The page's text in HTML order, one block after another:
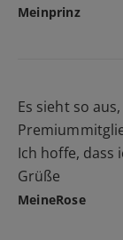
Meinprinz
Es sieht so
Ich hoffe, dass
Grüße
MeineRose